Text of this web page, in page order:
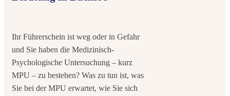
Ihr Führerschein ist weg oder in Gefahr
und Sie haben die Medizinisch-
Psychologische Untersuchung – kurz
MPU – zu bestehen? Was zu tun ist, was
Sie bei der MPU erwartet, wie Sie sich